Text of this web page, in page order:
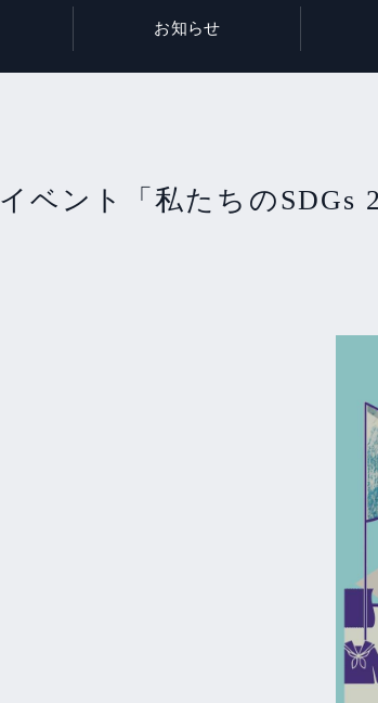
お知らせ
イベント「私たちのSDGs